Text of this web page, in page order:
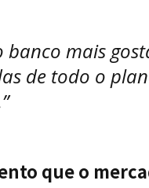
banco mais
de todo o
que o